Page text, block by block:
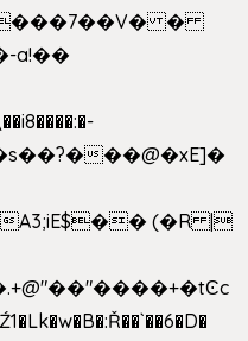
�
a!��
(�R |